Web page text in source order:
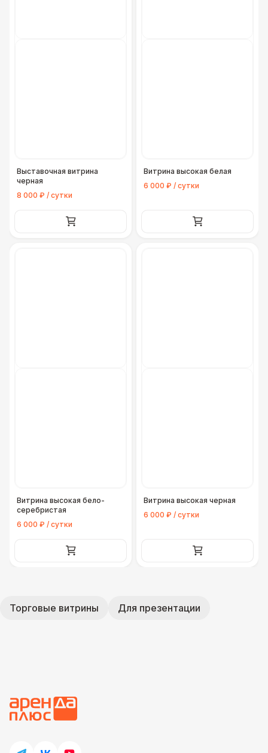
Выставочная витрина
черная
8 000 ₽ / сутки
Витрина высокая белая
6 000 ₽ / сутки
Витрина высокая бело-
серебристая
6 000 ₽ / сутки
Витрина высокая черная
6 000 ₽ / сутки
Торговые витрины Для презентации